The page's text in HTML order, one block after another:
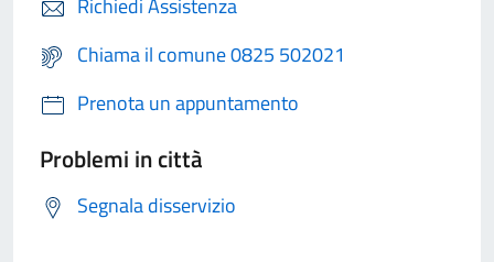
Richiedi Assistenza
Chiama il comune 0825 502021
Prenota un appuntamento
Problemi in città
Segnala disservizio